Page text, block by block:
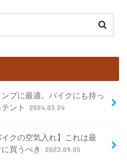
プに最適。バイクにも持っ
ント
2024.03.24
イクの空気入れ】これは最
買うべき
2023.09.05